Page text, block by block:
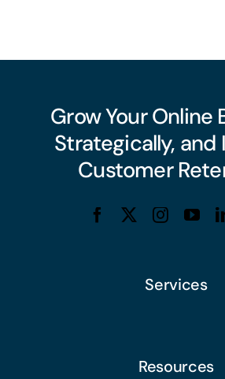
Grow Your Online
Strategically, and
Customer
Services
Resources